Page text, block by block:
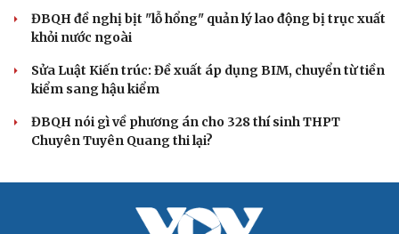
ĐBQH đề nghị bịt "lỗ hổng" quản lý lao động bị trục xuất
khỏi nước ngoài
Sửa Luật Kiến trúc: Đề xuất áp dụng BIM, chuyển từ tiền
kiểm sang hậu kiểm
ĐBQH nói gì về phương án cho 328 thí sinh THPT
Chuyên Tuyên Quang thi lại?